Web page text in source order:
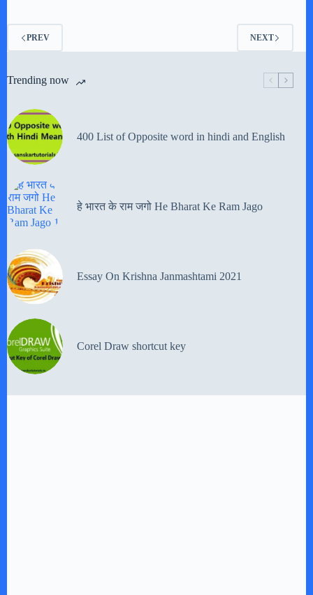
PREV NEXT
Trending now
400 List of Opposite word in hindi and English
हे भारत के राम जगो He Bharat Ke Ram Jago
Essay On Krishna Janmashtami 2021
Corel Draw shortcut key